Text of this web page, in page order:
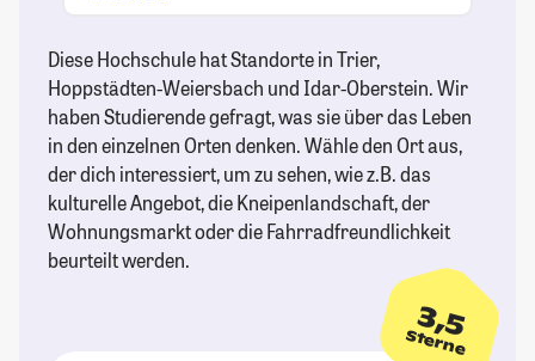
Diese Hochschule hat Standorte in Trier,
Hoppstädten-Weiersbach und Idar-Oberstein. Wir
haben Studierende gefragt, was sie über das Leben
in den einzelnen Orten denken. Wähle den Ort aus,
der dich interessiert, um zu sehen, wie z.B. das
kulturelle Angebot, die Kneipenlandschaft, der
Wohnungsmarkt oder die Fahrradfreundlichkeit
beurteilt werden.
3,5
Sterne